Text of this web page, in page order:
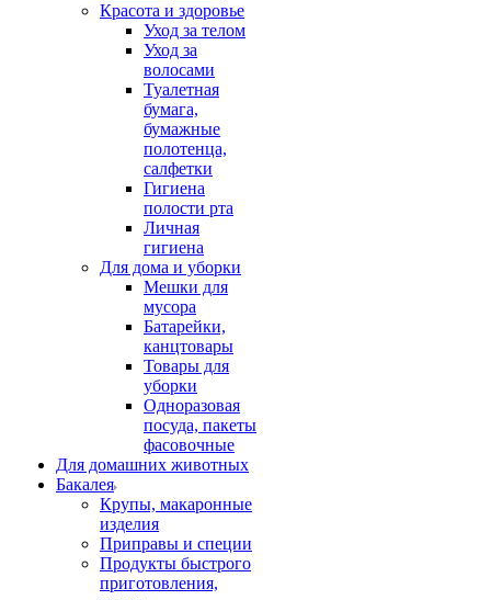
Красота и здоровье
Уход за телом
Уход за
волосами
Туалетная
бумага,
бумажные
полотенца,
салфетки
Гигиена
полости рта
Личная
гигиена
Для дома и уборки
Мешки для
мусора
Батарейки,
канцтовары
Товары для
уборки
Одноразовая
посуда, пакеты
фасовочные
Для домашних животных
Бакалея
Крупы, макаронные
изделия
Приправы и специи
Продукты быстрого
приготовления,